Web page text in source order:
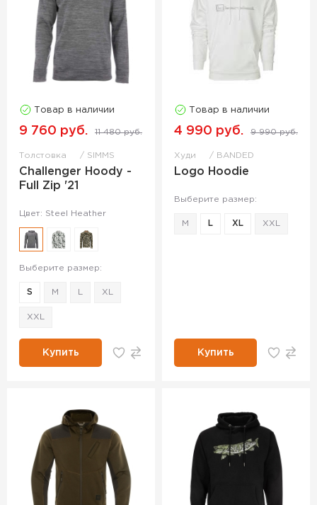
Товар в наличии
9 760 руб. 11 480 руб.
Толстовка SIMMS
Challenger Hoody -
Full Zip '21
Цвет: Steel Heather
Выберите размер:
S M XL
XXL
Купить
Товар в наличии
4 990 руб. 9 990 руб.
Худи BANDED
Logo Hoodie
Выберите размер:
M L XL XXL
Купить